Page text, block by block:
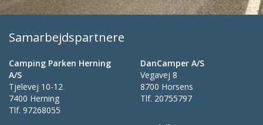
Samarbejdspartnere
Camping Parken Herning
A/S
Tjelevej 10-12
7400 Herning
Tlf. 97268055
DanCamper A/S
Vegavej 8
8700 Horsens
Tlf. 20755797